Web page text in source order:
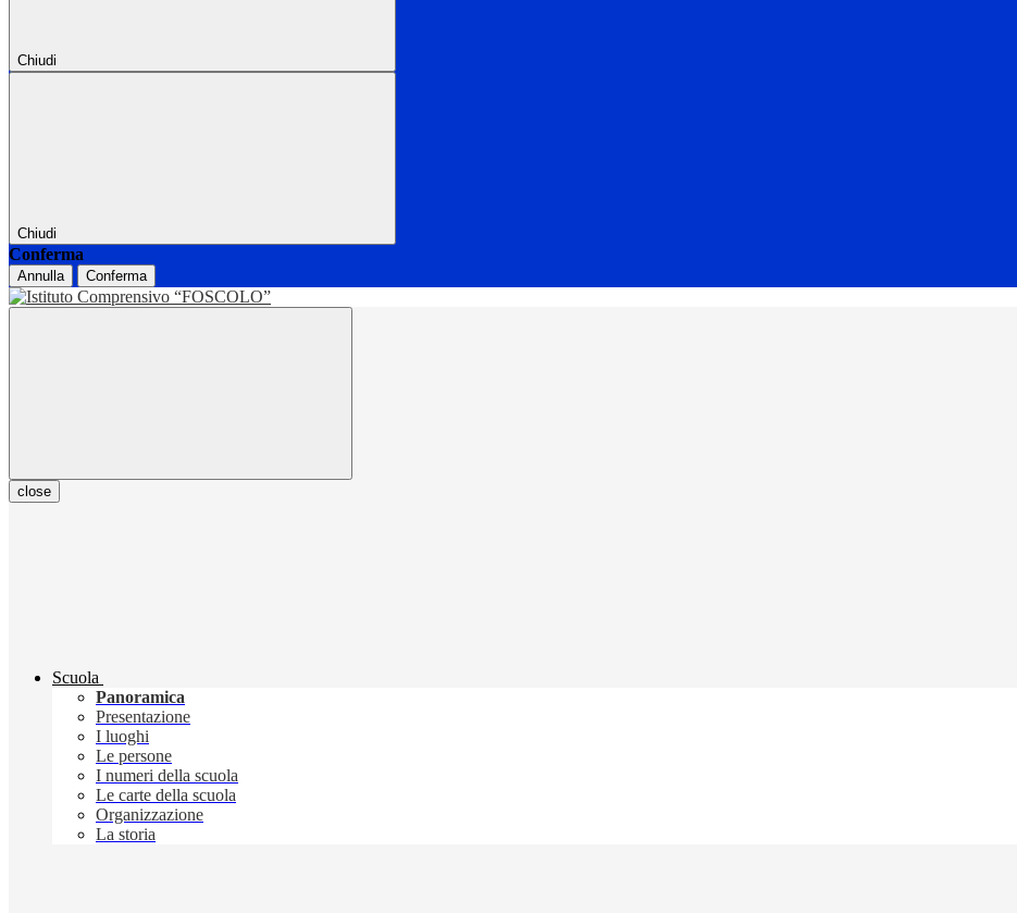
Chiudi
Chiudi
Conferma
Annulla Conferma
close
Scuola
Panoramica
Presentazione
I luoghi
Le persone
I numeri della scuola
Le carte della scuola
Organizzazione
La storia